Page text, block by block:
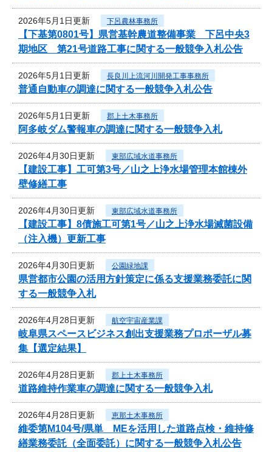
2026年5月1日更新 下呂農林事務所
【下基第0801号】県営基幹農道整備事業 下呂中央3
期地区 第21号道路工事に関する一般競争入札公告
2026年5月1日更新 長良川上流河川開発工事事務所
普通自動車の調達に関する一般競争入札公告
2026年5月1日更新 郡上土木事務所
阿多岐ダム警報車の調達に関する一般競争入札
2026年4月30日更新 東部広域水道事務所
【建設工事】工可第3号／山之上浄水場管理本館棟外
壁修繕工事
2026年4月30日更新 東部広域水道事務所
【建設工事】8債施工可第1号／山之上浄水場滅菌設備
（注入機）更新工事
2026年4月30日更新 公園緑地課
県営都市公園の活用方針策定に係る支援業務委託に関
する一般競争入札
2026年4月28日更新 航空宇宙産業課
岐阜県スペースビジネス創出支援業務プロポーザル募
集【選定結果】
2026年4月28日更新 郡上土木事務所
道路維持作業車の調達に関する一般競争入札
2026年4月28日更新 恵那土木事務所
維委第M104号/県単 MEを活用した道路点検・維持修
繕業務委託（全面委託）に関する一般競争入札公告